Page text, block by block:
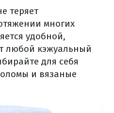
теряет
многих
удобной,
любой кэжуальный
для себя
и вязаные